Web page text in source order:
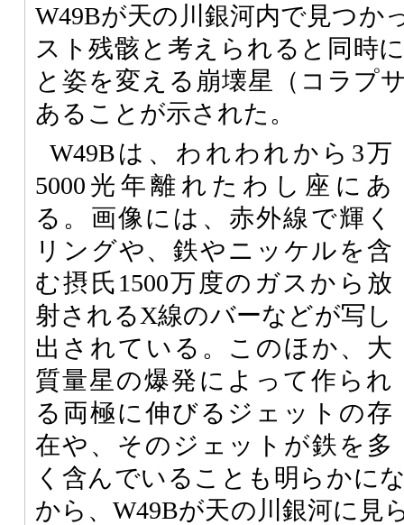
W49Bが天の川銀河内で見つか
スト残骸と考えられると同時
と姿を変える崩壊星（コラプ
あることが示された。
W49Bは、われわれから3万
5000光年離れたわし座にあ
る。画像には、赤外線で輝く
リングや、鉄やニッケルを含
む摂氏1500万度のガスから放
射されるX線のバーなどが写し
出されている。このほか、大
質量星の爆発によって作られ
る両極に伸びるジェットの存
在や、そのジェットが鉄を多
く含んでいることも明らかに
から、W49Bが天の川銀河に見